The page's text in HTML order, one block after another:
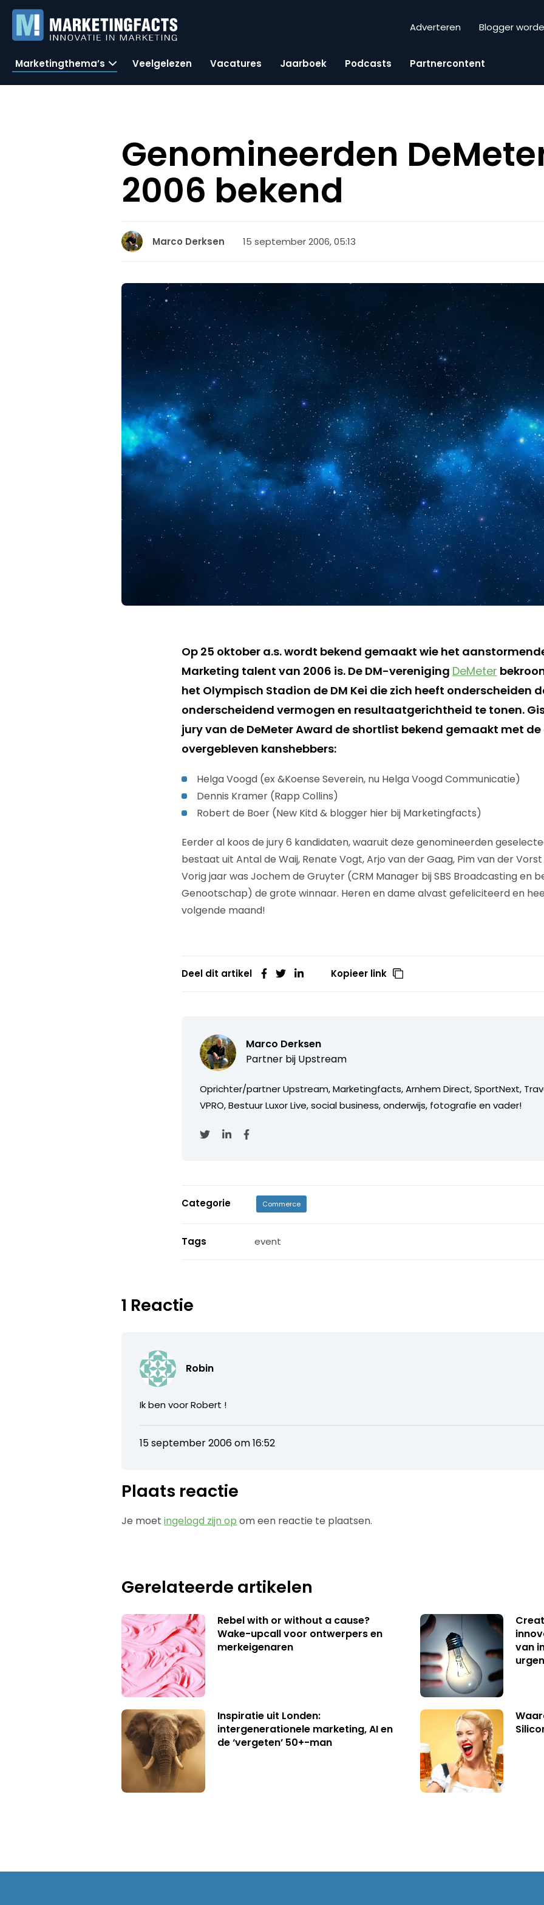
Adverteren Blogger
Marketingthema’s Veelgelezen Vacatures Jaarboek Podcasts Partnercontent
Genomineerden
2006 bekend
Marco Derksen 15 september 2006, 05:13
Op 25 oktober a.s. wordt bekend gemaakt wie het
Marketing talent van 2006 is. De DM-vereniging DeMeter
het Olympisch Stadion de DM Kei die zich heeft onderscheiden
onderscheidend vermogen en resultaatgerichtheid te tonen.
jury van de DeMeter Award de shortlist bekend gemaakt met de
overgebleven kanshebbers:
Helga Voogd (ex &Koense Severein, nu Helga Voogd Communicatie)
Dennis Kramer (Rapp Collins)
Robert de Boer (New Kitd & blogger hier bij Marketingfacts)
Eerder al koos de jury 6 kandidaten, waaruit deze genomineerden
bestaat uit Antal de Waij, Renate Vogt, Arjo van der Gaag, Pim van der
Vorig jaar was Jochem de Gruyter (CRM Manager bij SBS Broadcasting en
Genootschap) de grote winnaar. Heren en dame alvast gefeliciteerd en
volgende maand!
Deel dit artikel Kopieer link
Marco Derksen
Partner bij Upstream
Oprichter/partner Upstream, Marketingfacts, Arnhem Direct, SportNext,
VPRO, Bestuur Luxor Live, social business, onderwijs, fotografie en vader!
Categorie Commerce
Tags event
1 Reactie
Robin
Ik ben voor Robert !
15 september 2006 om 16:52
Plaats reactie
Je moetingelogd zijn op om een reactie te plaatsen.
Gerelateerde artikelen
Rebel with or without a cause?
Wake-upcall voor ontwerpers en
merkeigenaren
van
Inspiratie uit Londen:
intergenerationele marketing, AI en
de ‘vergeten’ 50+-man